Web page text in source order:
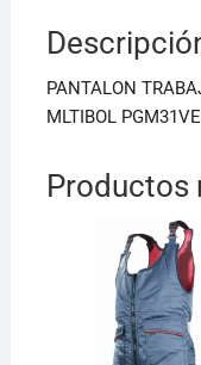
o
o
k
PANTALON
MLTIBOL
Productos